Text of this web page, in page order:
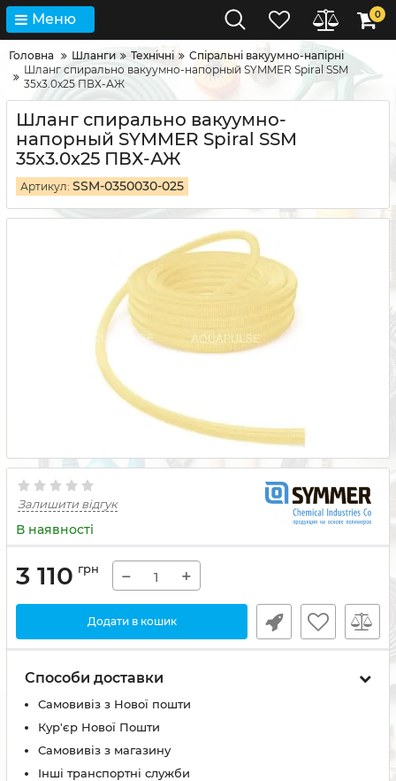
Меню 0
Головна Шланги Технічні
Спіральні вакуумно-напірні
Шланг спирально вакуумно-напорный SYMMER Spiral SSM
35х3.0х25 ПВХ-АЖ
Шланг спирально вакуумно-
напорный SYMMER Spiral SSM
35х3.0х25 ПВХ-АЖ
Артикул: SSM-0350030-025
Залишити відгук
В наявності
3 110 грн − +
Додати в кошик
Способи доставки
Самовивіз з Нової пошти
Кур'єр Нової Пошти
Самовивіз з магазину
Інші транспортні служби